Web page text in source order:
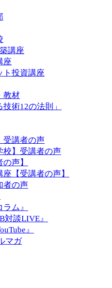
講座
座
ト投資講座
教材
術12の法則」
受講者の声
校】受講者の声
声】
【受講者の声】
者の声
ム』
対談LIVE』
』
マガ